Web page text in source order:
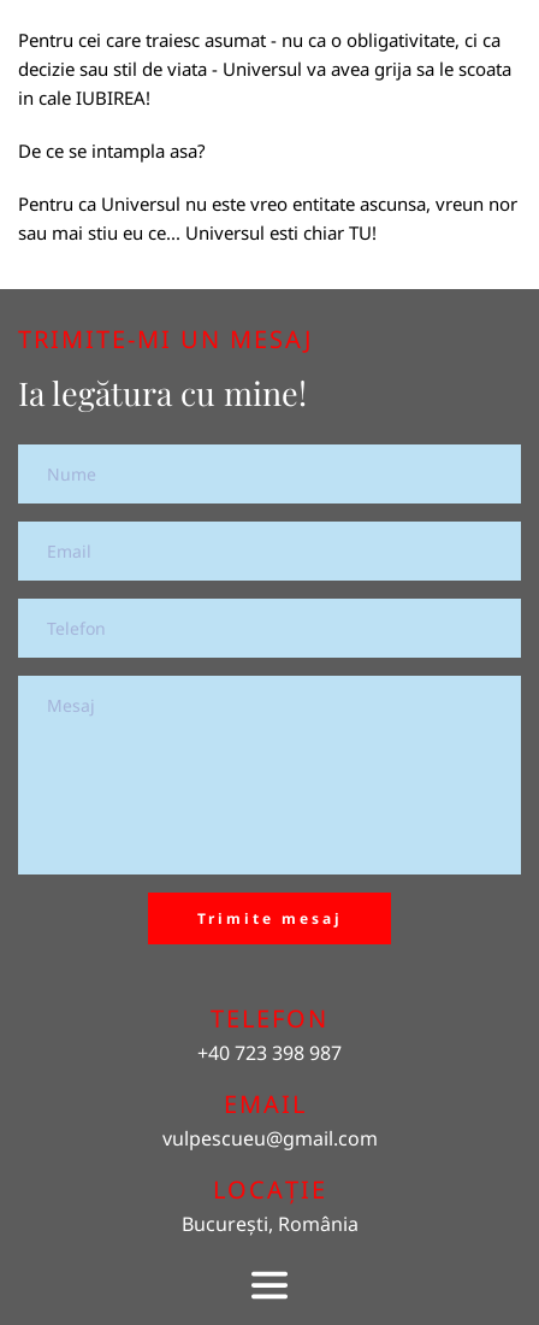
Pentru cei care traiesc asumat - nu ca o obligativitate, ci ca
decizie sau stil de viata - Universul va avea grija sa le scoata
in cale IUBIREA!
De ce se intampla asa?
Pentru ca Universul nu este vreo entitate ascunsa, vreun nor
sau mai stiu eu ce... Universul esti chiar TU!
TRIMITE-MI UN MESAJ
Ia legătura cu mine!
Trimite mesaj
TELEFON
+40 723 398 987
EMAIL
vulpescueu@gmail.com
LOCAȚIE
București, România